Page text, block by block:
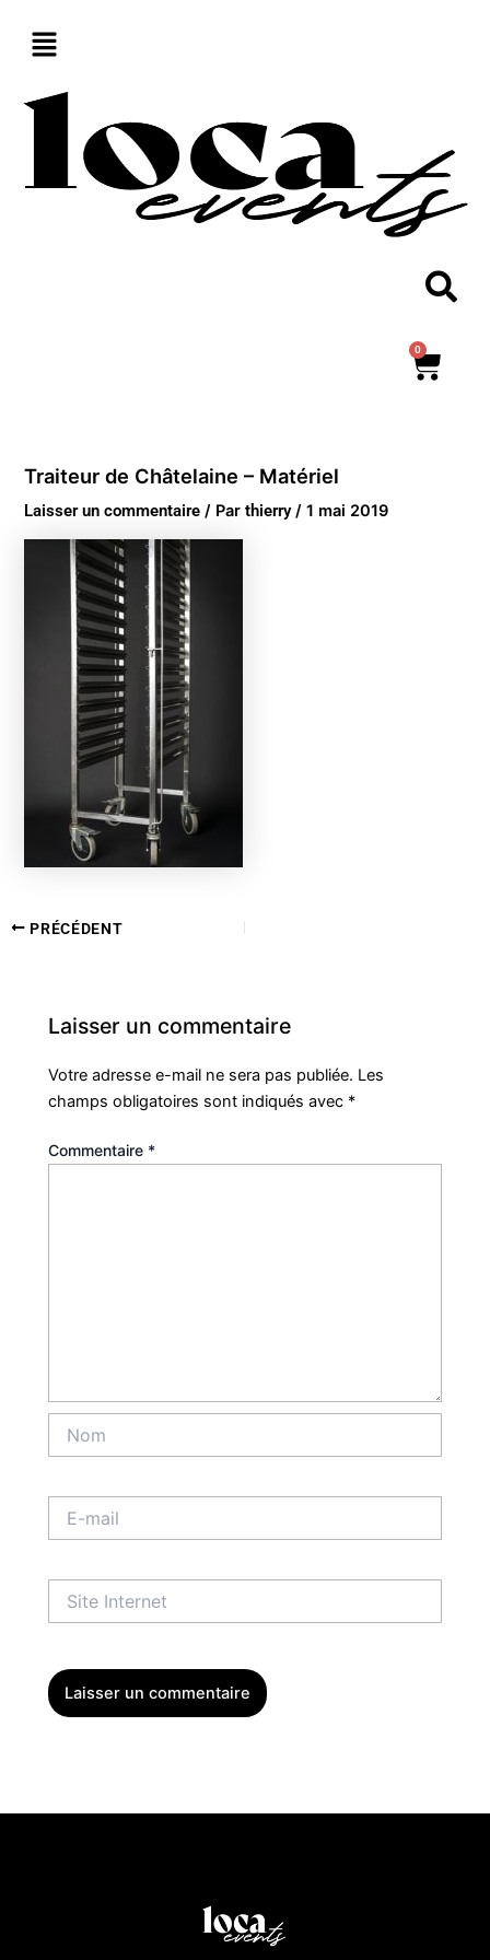
0
Traiteur de Châtelaine – Matériel
Laisser un commentaire / Parthierry/1 mai 2019
PRÉCÉDENT
Laisser un commentaire
Votre adresse e-mail ne sera pas publiée. Les
champs obligatoires sont indiqués avec *
Commentaire *
mail
Internet